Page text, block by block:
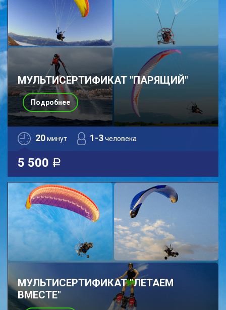
МУЛЬТИСЕРТИФИКАТ "ПАРЯЩИЙ"
20минут 1-3человека
5 500 a
Подробнее
МУЛЬТИСЕРТИФИКАТ "ЛЕТАЕМ
ВМЕСТЕ"